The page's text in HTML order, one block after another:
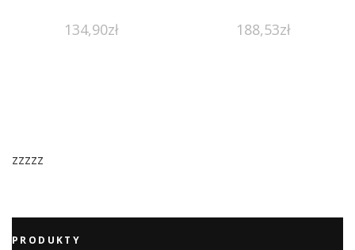
134,90zł 188,53zł
zzzzz
PRODUKTY